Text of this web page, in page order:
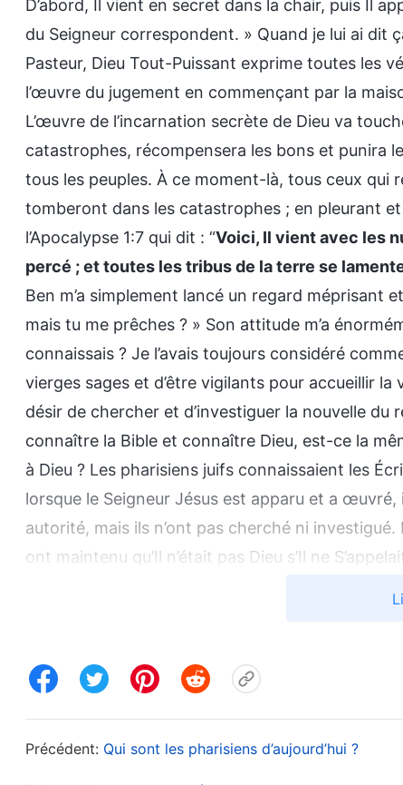
D’abord, Il vient en secret dans la chair, puis Il
du Seigneur correspondent. » Quand je lui ai dit
Pasteur, Dieu Tout-Puissant exprime toutes les
l’œuvre du jugement en commençant par la
L’œuvre de l’incarnation secrète de Dieu va
catastrophes, récompensera les bons et punira
tous les peuples. À ce moment-là, tous ceux qui
tomberont dans les catastrophes ; en pleurant
l’Apocalypse 1:7 qui dit : “Voici, Il vient avec les
percé ; et toutes les tribus de la terre se
Ben m’a simplement lancé un regard méprisant
mais tu me prêches ? » Son attitude m’a
connaissais ? Je l’avais toujours considéré
vierges sages et d’être vigilants pour accueillir
désir de chercher et d’investiguer la nouvelle du
connaître la Bible et connaître Dieu, est-ce la
à Dieu ? Les pharisiens juifs connaissaient les
lorsque le Seigneur Jésus est apparu et a
autorité, mais ils n’ont pas cherché ni
ont maintenu qu’Il n’était pas Dieu s’Il ne
Pasteur Ben, on doit tirer des leçons de l’échec
Précédent: Qui sont les pharisiens d’aujourd’hui ?